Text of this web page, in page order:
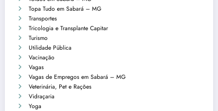
Topa Tudo em Sabará – MG
Transportes
Tricologia e Transplante Capitar
Turismo
Utilidade Pública
Vacinação
Vagas
Vagas de Empregos em Sabará – MG
Veterinária, Pet e Rações
Vidraçaria
Yoga